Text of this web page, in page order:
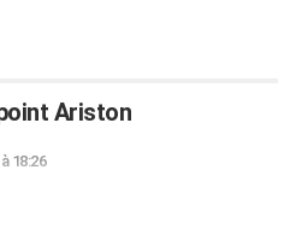
Ariston
18:26